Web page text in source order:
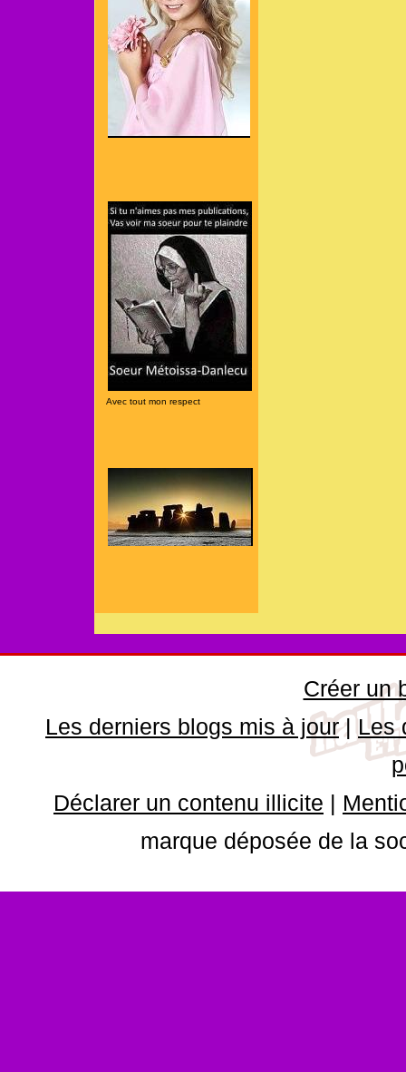
Avec tout mon respect
Créer un
Les derniers blogs mis à jour|Les
Déclarer un contenu illicite |
marque déposée de la